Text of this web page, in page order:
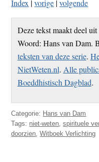
Index |vorige |volgende
Deze tekst maakt deel
Woord: Hans van Dam.
teksten van deze serie.
NietWeten.nl. Alle
Boeddhistisch Dagblad.
Categorie: Hans van Dam
Tags: niet-weten,spirituele
doorzien,Witboek Verlichting